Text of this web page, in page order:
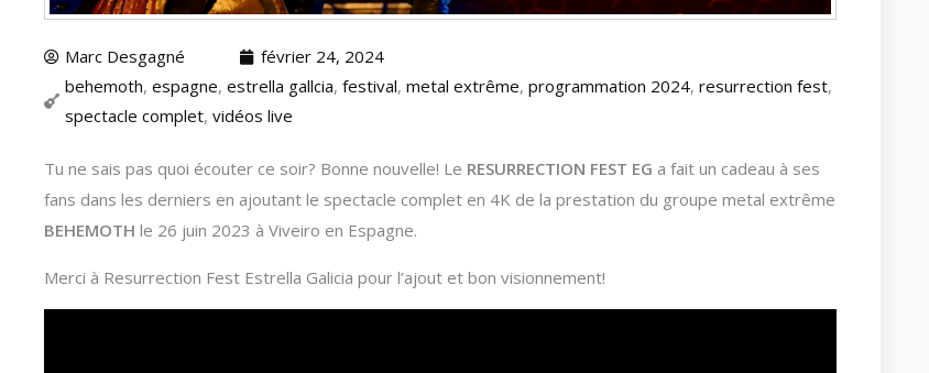
Marc Desgagné
février 24, 2024
behemoth, espagne, estrella gallcia, festival, metal extrême, programmation 2024, resurrection fest,
spectacle complet, vidéos live
Tu ne sais pas quoi écouter ce soir? Bonne nouvelle! Le RESURRECTION FEST EG a fait un cadeau à ses
fans dans les derniers en ajoutant le spectacle complet en 4K de la prestation du groupe metal extrême
BEHEMOTH le 26 juin 2023 à Viveiro en Espagne.
Merci à Resurrection Fest Estrella Galicia pour l’ajout et bon visionnement!